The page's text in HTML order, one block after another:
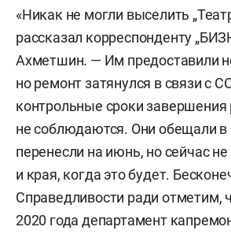
«Никак не могли выселить
рассказал корреспонденту
Ахметшин. — Им предоставили
но ремонт затянулся в связи с
контрольные сроки завершения
не соблюдаются. Они обещали в
перенесли на июнь, но сейчас
и края, когда это будет.
Справедливости ради отметим,
2020 года департамент